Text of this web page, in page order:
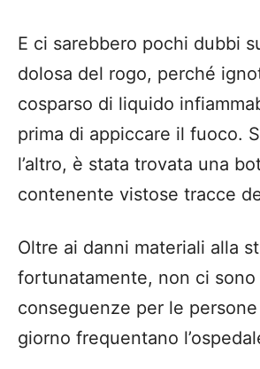
E ci sarebbero pochi dubbi
dolosa del rogo, perché
cosparso di liquido
prima di appiccare il fuoco.
l’altro, è stata trovata una
contenente vistose tracce
Oltre ai danni materiali alla
fortunatamente, non ci sono
conseguenze per le
giorno frequentano